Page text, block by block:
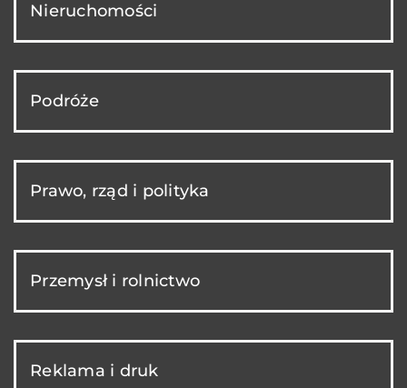
Nieruchomości
Podróże
Prawo, rząd i polityka
Przemysł i rolnictwo
Reklama i druk